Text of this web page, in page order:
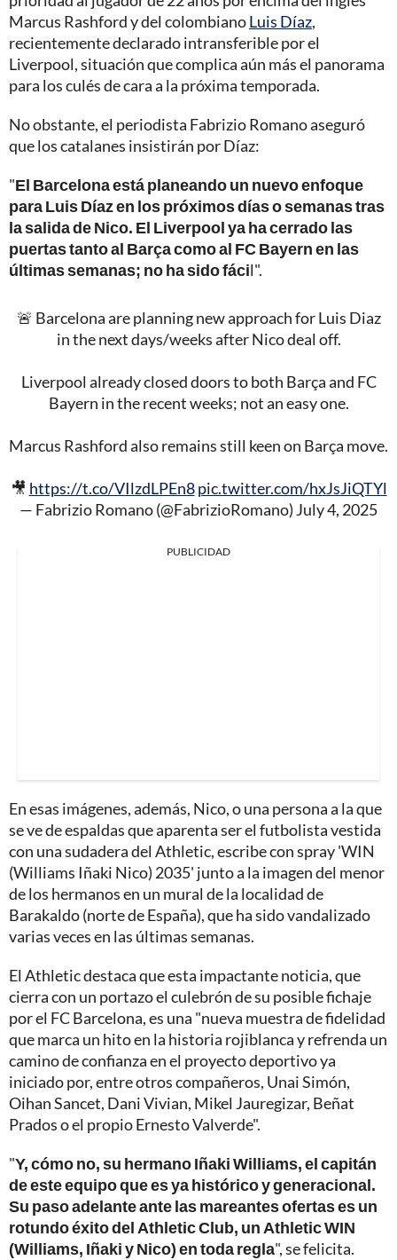
Marcus Rashford y del colombianoLuis Díaz,
recientemente declarado intransferible por el
Liverpool, situación que complica aún más el panorama
para los culés de cara a la próxima temporada.
No obstante, el periodista Fabrizio Romano aseguró
que los catalanes insistirán por Díaz:
"El Barcelona está planeando un nuevo enfoque
para Luis Díaz en los próximos días o semanas tras
la salida de Nico. El Liverpool ya ha cerrado las
puertas tanto al Barça como al FC Bayern en las
últimas semanas; no ha sido fácil".
🚨 Barcelona are planning new approach for Luis Diaz
in the next days/weeks after Nico deal off.
Liverpool already closed doors to both Barça and FC
Bayern in the recent weeks; not an easy one.
Marcus Rashford also remains still keen on Barça move.
🎥 https://t.co/VIlzdLPEn8 pic.twitter.com/hxJsJiQTYl
— Fabrizio Romano (@FabrizioRomano) July 4, 2025
PUBLICIDAD
En esas imágenes, además, Nico, o una persona a la que
se ve de espaldas que aparenta ser el futbolista vestida
con una sudadera del Athletic, escribe con spray 'WIN
(Williams Iñaki Nico) 2035' junto a la imagen del menor
de los hermanos en un mural de la localidad de
Barakaldo (norte de España), que ha sido vandalizado
varias veces en las últimas semanas.
El Athletic destaca que esta impactante noticia, que
cierra con un portazo el culebrón de su posible fichaje
por el FC Barcelona, es una "nueva muestra de fidelidad
que marca un hito en la historia rojiblanca y refrenda un
camino de confianza en el proyecto deportivo ya
iniciado por, entre otros compañeros, Unai Simón,
Oihan Sancet, Dani Vivian, Mikel Jauregizar, Beñat
Prados o el propio Ernesto Valverde".
"Y, cómo no, su hermano Iñaki Williams, el capitán
de este equipo que es ya histórico y generacional.
Su paso adelante ante las mareantes ofertas es un
rotundo éxito del Athletic Club, un Athletic WIN
(Williams, Iñaki y Nico) en toda regla", se felicita.